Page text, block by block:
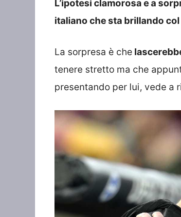
L’ipotesi clamorosa e a
italiano che sta brillando
La sorpresa è che
tenere stretto ma che
presentando per lui, vede a